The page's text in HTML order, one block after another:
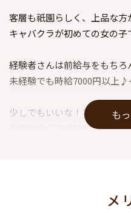
客層も祇園らしく、上品な方
キャバクラが初めての女の
経験者さんは前給与をもちろ
未経験でも時給7000円以上
少しでもいいな！と思ったら
お電話ならすぐ対応させて
も
メ